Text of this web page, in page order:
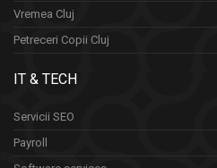
Vremea Cluj
Petreceri Copii Cluj
IT & TECH
Servicii SEO
Payroll